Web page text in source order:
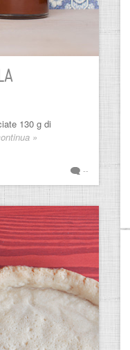
130 g di
»
--